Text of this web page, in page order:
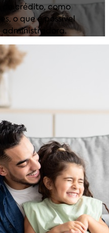
crédito, como
o que é possível
administradora.